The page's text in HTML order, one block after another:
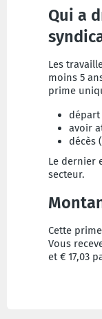
Qui a
Les
moins 5
prime
départ
avoir
décès
Le dernier
secteur.
Cette
Vous
et € 17,03